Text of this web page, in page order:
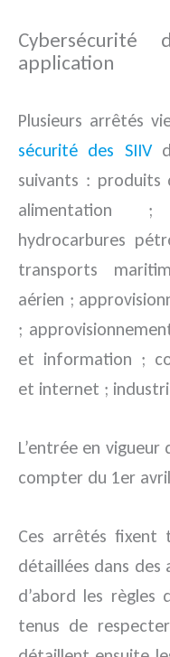
application
Plusieurs arrêtés
sécurité des SIIV
suivants : produits
alimentation ;
hydrocarbures
transports
aérien ;
;
et information ;
et internet ;
L’entrée en
compter du 1er
Ces arrêtés fixent
détaillées dans
d’abord les règles
tenus de